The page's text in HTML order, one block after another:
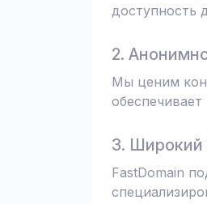
доступность
2.
Мы ценим
3. Широкий
FastDomain